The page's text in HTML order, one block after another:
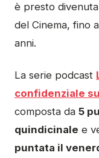
è presto
del Cinema, fino
anni.
La serie podcast
confidenziale
composta da 5
quindicinale e
puntata il